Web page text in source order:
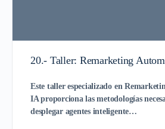
20.- Taller: Remarketing
Este taller especializado en
IA proporciona las metodologías
desplegar agentes inteligente…